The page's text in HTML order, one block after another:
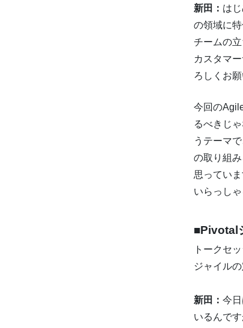
新田： は
の領域に
チームの
カスタマ
ろしくお願
今回の
るべきじ
うテーマ
の取り組
思ってい
いらっし
■Pivotal
トークセ
ジャイル
新田： 今
いるんで